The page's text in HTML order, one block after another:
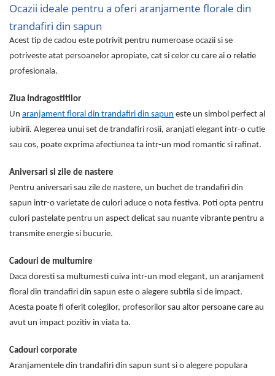
Tricouri de craciun
Tricouri de cuplu Valentine's Day
Valentine's Day
Cadouri pentru Bunici
Cadouri pentru Nasi si Fini
Cadouri pentru Mama
Cadouri pentru profesori sau absolventi
Cadouri Traditionale Romanesti
8 Martie
Cadouri pentru CUPLU El & Ea
Cadouri Iubitori de animale
Cadouri GRAVIDE
Cadouri Pensionare
Cadouri Colegi, sefi sau angajati
Cadouri pentru Doctori
Cadouri pentru Sfânta Maria
Martisoare
Ocazii ideale pentru a oferi aranjamente florale din
trandafiri din sapun
Acest tip de cadou este potrivit pentru numeroase ocazii si se
potriveste atat persoanelor apropiate, cat si celor cu care ai o relatie
profesionala.
Ziua Indragostitilor
Un aranjament floral din trandafiri din sapun este un simbol perfect al
iubirii. Alegerea unui set de trandafiri rosii, aranjati elegant intr-o cutie
sau cos, poate exprima afectiunea ta intr-un mod romantic si rafinat.
Aniversari si zile de nastere
Pentru aniversari sau zile de nastere, un buchet de trandafiri din
sapun intr-o varietate de culori aduce o nota festiva. Poti opta pentru
culori pastelate pentru un aspect delicat sau nuante vibrante pentru a
transmite energie si bucurie.
Cadouri de multumire
Daca doresti sa multumesti cuiva intr-un mod elegant, un aranjament
floral din trandafiri din sapun este o alegere subtila si de impact.
Acesta poate fi oferit colegilor, profesorilor sau altor persoane care au
avut un impact pozitiv in viata ta.
Cadouri corporate
Aranjamentele din trandafiri din sapun sunt si o alegere populara